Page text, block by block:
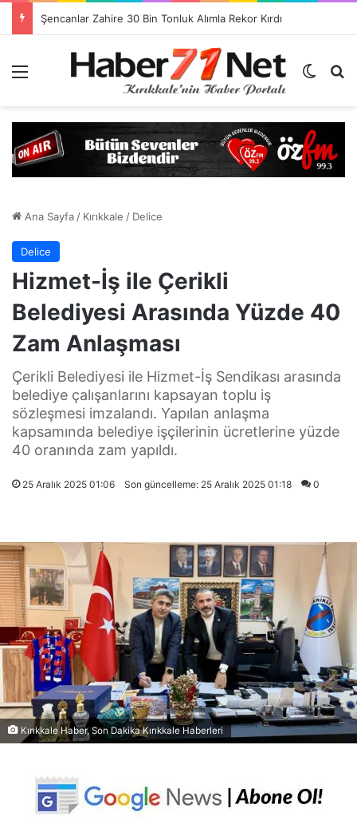
Dış
Ana Sayfa/ Kırıkkale / Delice
Delice
Hizmet-İş ile Çerikli
Belediyesi Arasında Yüzde 40
Zam Anlaşması
Çerikli Belediyesi ile Hizmet-İş Sendikası arasında
belediye çalışanlarını kapsayan toplu iş
sözleşmesi imzalandı. Yapılan anlaşma
kapsamında belediye işçilerinin ücretlerine yüzde
40 oranında zam yapıldı.
25 Aralık 2025 01:06 Son güncelleme: 25 Aralık 2025 01:18 0
Kırıkkale Haber, Son Dakika Kırıkkale Haberleri